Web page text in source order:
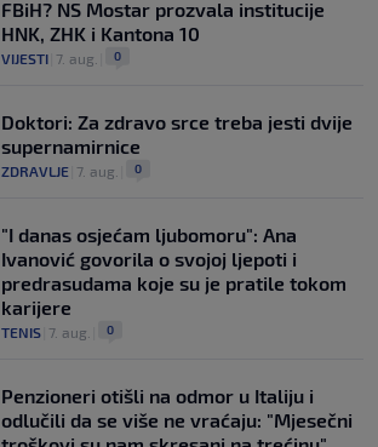
FBiH? NS Mostar prozvala institucije
HNK, ZHK i Kantona 10
VIJESTI 7. aug. 0
Doktori: Za zdravo srce treba jesti dvije
supernamirnice
ZDRAVLJE 7. aug. 0
"I danas osjećam ljubomoru": Ana
Ivanović govorila o svojoj ljepoti i
predrasudama koje su je pratile tokom
karijere
TENIS 7. aug. 0
Penzioneri otišli na odmor u Italiju i
odlučili da se više ne vraćaju: "Mjesečni